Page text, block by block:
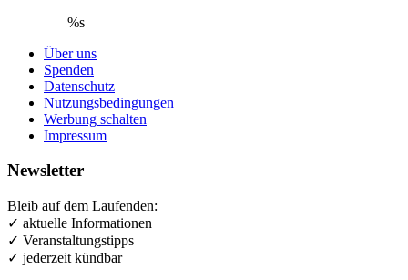
%s
Über uns
Spenden
Datenschutz
Nutzungsbedingungen
Werbung schalten
Impressum
Newsletter
Bleib auf dem Laufenden:
✓ aktuelle Informationen
✓ Veranstaltungstipps
✓ jederzeit kündbar